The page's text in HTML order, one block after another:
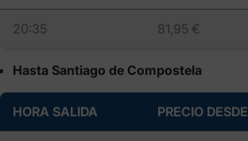
20:35 81,95 €
Hasta Santiago de Compostela
HORA SALIDA PRECIO DESDE